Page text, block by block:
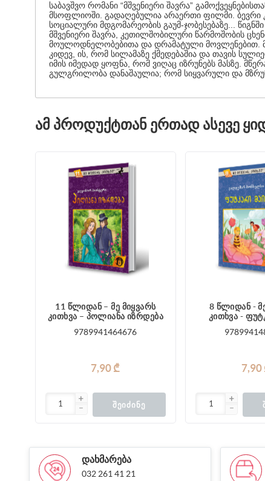
საბავშვო რომანი “მშვენიერი შავრა”
მსოფლიოში. გადაღებულია არაერთი ფილმი. ბევრი
სოციალური მდგომარეობის გაუმ-ჯობესებაზე...
მშვენიერი შავრა, კეთილშობილური წარმოშობის
მოულოდნელობებითა და დრამატული მოვლენებით.
კიდევ, ის, რომ სილამაზე ქმედებაშია და თავის
იმის იმედად ყოფნა, რომ ვიღაც იზრუნებს მასზე.
გულგრილობა დანაშაულია; რომ სიყვარული და
ᲐᲛ ᲞᲠᲝᲓᲣᲥᲢᲗᲐᲜ ᲔᲠᲗᲐᲓ ᲐᲡᲔᲕᲔ
11 წლიდან – მე მიყვარს
კითხვა – პოლიანა იზრდება
9789941464676
7,90 ₾
ᲨᲔᲘᲫᲘᲜᲔ
8 წლიდან -
კითხვა -
7,90
ᲓᲐᲮᲛᲐᲠᲔᲑᲐ
032 261 41 21